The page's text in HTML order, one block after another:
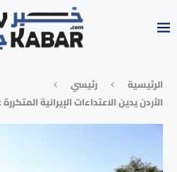
الرئيسية
رئيسي
الأردن يدين الاعتداءات الإيرانية